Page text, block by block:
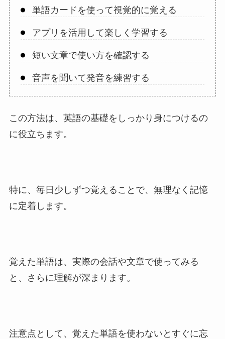
単語カードを使って視覚的に覚える
アプリを活用して楽しく学習する
短い文章で使い方を確認する
音声を聞いて発音を練習する
この方法は、英語の基礎をしっかり身につけるの
に役立ちます。
特に、毎日少しずつ覚えることで、無理なく記憶
に定着します。
覚えた単語は、実際の会話や文章で使ってみる
と、さらに理解が深まります。
注意点として、覚えた単語を使わないとすぐに忘